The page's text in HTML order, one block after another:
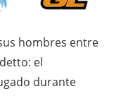
hombres entre
el
durante